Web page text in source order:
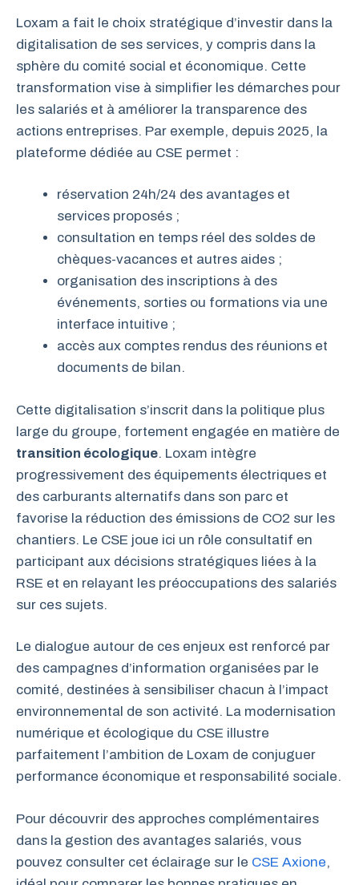
Loxam a fait le choix stratégique d’investir dans la
digitalisation de ses services, y compris dans la
sphère du comité social et économique. Cette
transformation vise à simplifier les démarches pour
les salariés et à améliorer la transparence des
actions entreprises. Par exemple, depuis 2025, la
plateforme dédiée au CSE permet :
réservation 24h/24 des avantages et
services proposés ;
consultation en temps réel des soldes de
chèques-vacances et autres aides ;
organisation des inscriptions à des
événements, sorties ou formations via une
interface intuitive ;
accès aux comptes rendus des réunions et
documents de bilan.
Cette digitalisation s’inscrit dans la politique plus
large du groupe, fortement engagée en matière de
transition écologique. Loxam intègre
progressivement des équipements électriques et
des carburants alternatifs dans son parc et
favorise la réduction des émissions de CO2 sur les
chantiers. Le CSE joue ici un rôle consultatif en
participant aux décisions stratégiques liées à la
RSE et en relayant les préoccupations des salariés
sur ces sujets.
Le dialogue autour de ces enjeux est renforcé par
des campagnes d’information organisées par le
comité, destinées à sensibiliser chacun à l’impact
environnemental de son activité. La modernisation
numérique et écologique du CSE illustre
parfaitement l’ambition de Loxam de conjuguer
performance économique et responsabilité sociale.
Pour découvrir des approches complémentaires
dans la gestion des avantages salariés, vous
pouvez consulter cet éclairage sur le CSE Axione,